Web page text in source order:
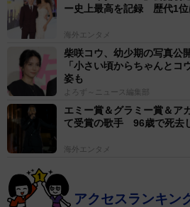
ー史上最高を記録 歴代1位
海外エンタメ
柴咲コウ、幼少期の写真公
「小さい頃からちゃんと
姿も
よろず～ニュース編集部
エミー賞＆グラミー賞＆ア
て受賞の歌手 96歳で死去
海外エンタメ
アクセスランキン